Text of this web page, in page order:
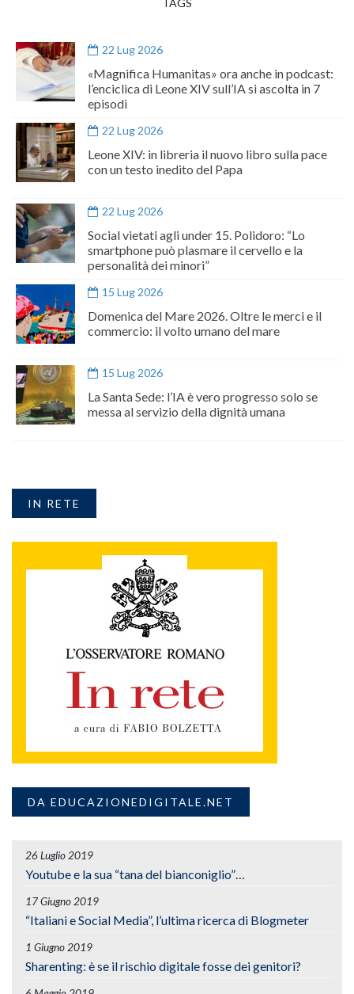
22 Lug 2026
«Magnifica Humanitas» ora anche in podcast:
l’enciclica di Leone XIV sull’IA si ascolta in 7
episodi
22 Lug 2026
Leone XIV: in libreria il nuovo libro sulla pace
con un testo inedito del Papa
22 Lug 2026
Social vietati agli under 15. Polidoro: “Lo
smartphone può plasmare il cervello e la
personalità dei minori”
15 Lug 2026
Domenica del Mare 2026. Oltre le merci e il
commercio: il volto umano del mare
15 Lug 2026
La Santa Sede: l’IA è vero progresso solo se
messa al servizio della dignità umana
IN RETE
DA EDUCAZIONEDIGITALE.NET
26 Luglio 2019
Youtube e la sua “tana del bianconiglio”…
17 Giugno 2019
“Italiani e Social Media”, l’ultima ricerca di Blogmeter
1 Giugno 2019
Sharenting: è se il rischio digitale fosse dei genitori?